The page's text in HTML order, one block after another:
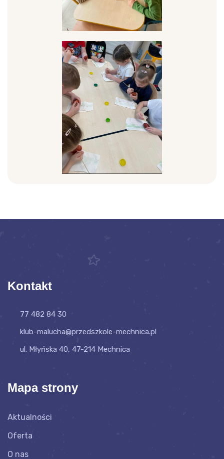
Kontakt
77 482 84 30
klub-malucha@przedszkole-mechnica.pl
ul. Młyńska 40, 47-214 Mechnica
Mapa strony
Aktualności
Oferta
O nas